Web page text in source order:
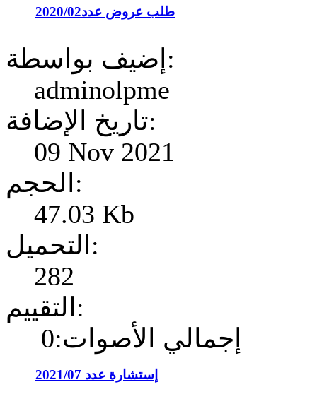
طلب عروض عدد2020/02
إضيف بواسطة:
adminolpme
تاريخ الإضافة:
09 Nov 2021
الحجم:
47.03 Kb
التحميل:
282
التقييم:
إجمالي الأصوات:0
إستشارة عدد 2021/07